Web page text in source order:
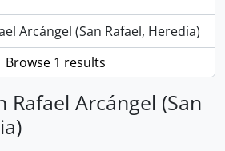
Arcángel (San Rafael, Heredia)
Browse 1 results
Rafael Arcángel (San